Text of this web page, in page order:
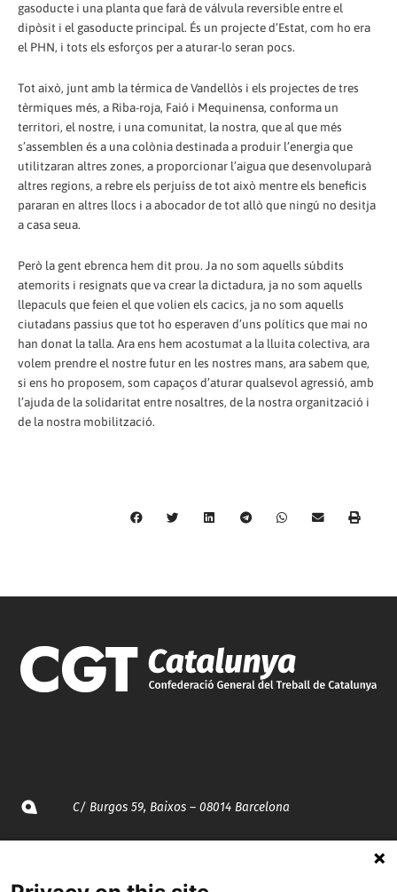
gasoducte i una planta que farà de válvula reversible entre el
dipòsit i el gasoducte principal. És un projecte d’Estat, com ho era
el PHN, i tots els esforços per a aturar-lo seran pocs.
Tot això, junt amb la térmica de Vandellòs i els projectes de tres
tèrmiques més, a Riba-roja, Faió i Mequinensa, conforma un
territori, el nostre, i una comunitat, la nostra, que al que més
s’assemblen és a una colònia destinada a produir l’energia que
utilitzaran altres zones, a proporcionar l’aigua que desenvoluparà
altres regions, a rebre els perjuíss de tot això mentre els beneficis
pararan en altres llocs i a abocador de tot allò que ningú no desitja
a casa seua.
Però la gent ebrenca hem dit prou. Ja no som aquells súbdits
atemorits i resignats que va crear la dictadura, ja no som aquells
llepaculs que feien el que volien els cacics, ja no som aquells
ciutadans passius que tot ho esperaven d’uns polítics que mai no
han donat la talla. Ara ens hem acostumat a la lluita colectiva, ara
volem prendre el nostre futur en les nostres mans, ara sabem que,
si ens ho proposem, som capaços d’aturar qualsevol agressió, amb
l’ajuda de la solidaritat entre nosaltres, de la nostra organització i
de la nostra mobilització.
C/ Burgos 59, Baixos – 08014 Barcelona